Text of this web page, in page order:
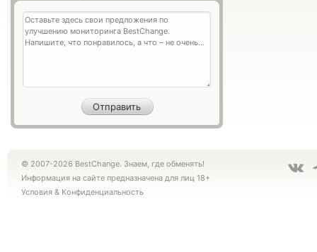
© 2007-2026 BestChange. Знаем, где обменять!
Информация на сайте предназначена для лиц 18+
Условия & Конфиденциальность